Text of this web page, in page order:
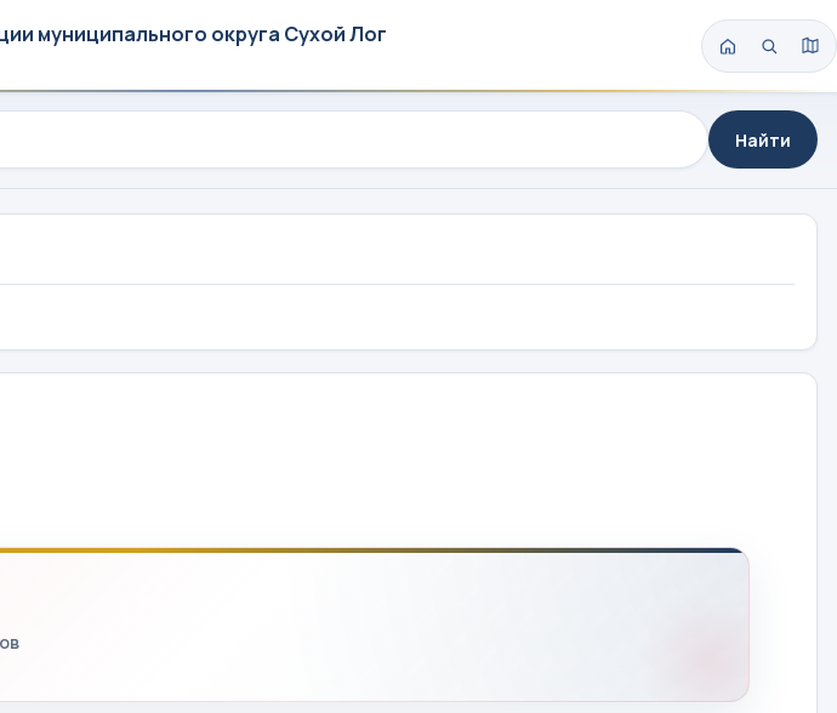
муниципального округа Сухой Лог
Найти